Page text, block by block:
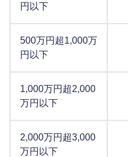
円以下
500万円超1,000万
円以下
1,000万円超2,000
万円以下
2,000万円超3,000
万円以下